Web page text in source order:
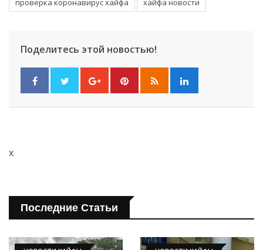
Поделитесь этой новостью!
x
Последние Статьи